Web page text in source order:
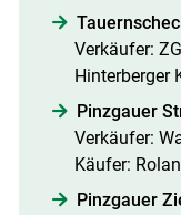
Verkäufer:
Hinterberger
Pinzgauer
Verkäufer:
Käufer:
Pinzgauer